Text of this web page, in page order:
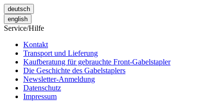
deutsch
english
Service/Hilfe
Kontakt
Transport und Lieferung
Kaufberatung für gebrauchte Front-Gabelstapler
Die Geschichte des Gabelstaplers
Newsletter-Anmeldung
Datenschutz
Impressum